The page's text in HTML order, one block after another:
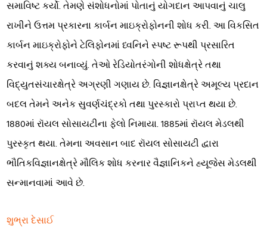
સમાવિષ્ટ કર્યો. તેમણે સંશોધનોમાં પોતાનું યોગદાન આપવાનું ચાલુ
રાખીને ઉત્તમ પ્રકારના કાર્બન માઇક્રોફોનની શોધ કરી. આ વિકસિત
કાર્બન માઇક્રોફોને ટેલિફોનમાં ધ્વનિને સ્પષ્ટ રૂપથી પ્રસારિત
કરવાનું શક્ય બનાવ્યું. તેઓ રેડિયોતરંગોની શોધક્ષેત્રે તથા
વિદ્યુતસંચારક્ષેત્રે અગ્રણી ગણાય છે. વિજ્ઞાનક્ષેત્રે અમૂલ્ય પ્રદાન
બદલ તેમને અનેક સુવર્ણચંદ્રકો તથા પુરસ્કારો પ્રાપ્ત થયા છે.
1880માં રૉયલ સોસાયટીના ફેલો નિમાયા. 1885માં રૉયલ મેડલથી
પુરસ્કૃત થયા. તેમના અવસાન બાદ રૉયલ સોસાયટી દ્વારા
ભૌતિકવિજ્ઞાનક્ષેત્રે મૌલિક શોધ કરનાર વૈજ્ઞાનિકને હ્યૂજેસ મેડલથી
સન્માનવામાં આવે છે.
શુભ્રા દેસાઈ